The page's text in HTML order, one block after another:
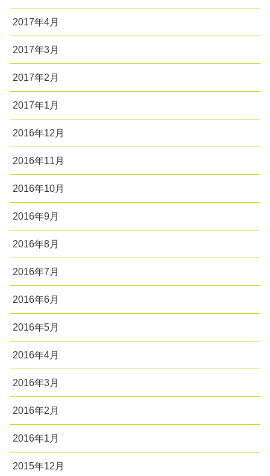
2017年4月
2017年3月
2017年2月
2017年1月
2016年12月
2016年11月
2016年10月
2016年9月
2016年8月
2016年7月
2016年6月
2016年5月
2016年4月
2016年3月
2016年2月
2016年1月
2015年12月